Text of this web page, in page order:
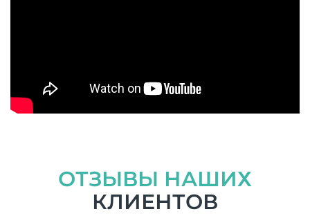
ОТЗЫВЫ НАШИХ
КЛИЕНТОВ